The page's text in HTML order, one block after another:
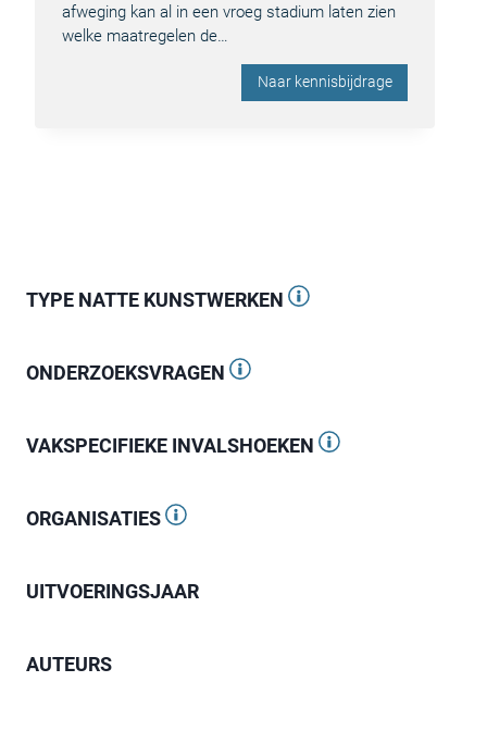
afweging kan al in een vroeg stadium laten zien
welke maatregelen de…
Naar kennisbijdrage
TYPE NATTE KUNSTWERKEN
ONDERZOEKSVRAGEN
VAKSPECIFIEKE INVALSHOEKEN
ORGANISATIES
UITVOERINGSJAAR
AUTEURS